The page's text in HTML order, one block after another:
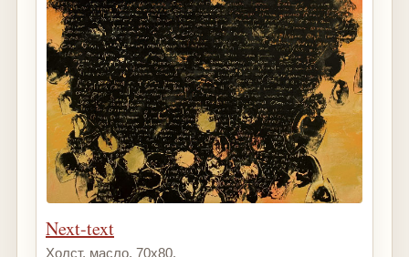
Next-text
Холст, масло. 70х80.